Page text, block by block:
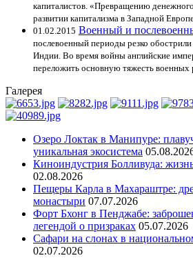
капиталистов. «Превращению
развитии капитализма в Западной
01.02.2015 Военный и
послевоенный периоды резко
Индии. Во время войны английские
переложить основную тяжесть
Галерея
Озеро Локтак в Манипуре:
уникальная экосистема
Киноиндустрия Болливуда:
02.08.2026
Пещеры Карла в Махараштре:
монастыри 07.07.2026
Форт Бхонг в Пенджабе:
легендой о призраках 05.07.2026
Сафари на слонах в
02.07.2026